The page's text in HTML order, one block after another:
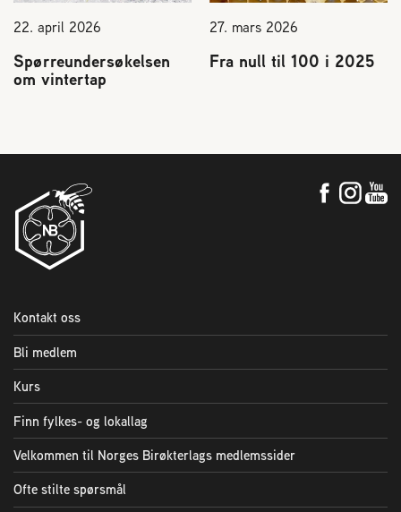
22. april 2026
Spørreundersøkelsen
om vintertap
27. mars 2026
Fra null til 100 i 2025
Kontakt oss
Bli medlem
Kurs
Finn fylkes- og lokallag
Velkommen til Norges Birøkterlags medlemssider
Ofte stilte spørsmål